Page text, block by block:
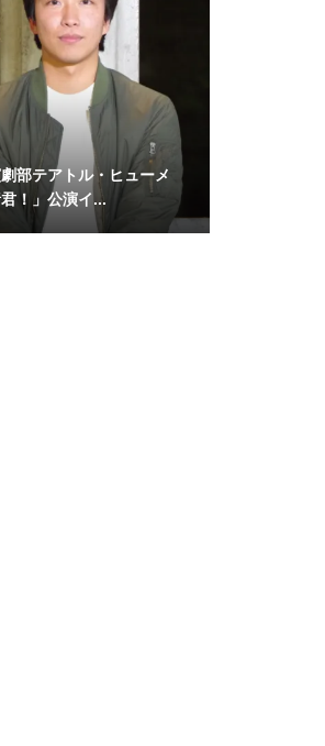
劇部テアトル・ヒューメ
君！」公演イ...